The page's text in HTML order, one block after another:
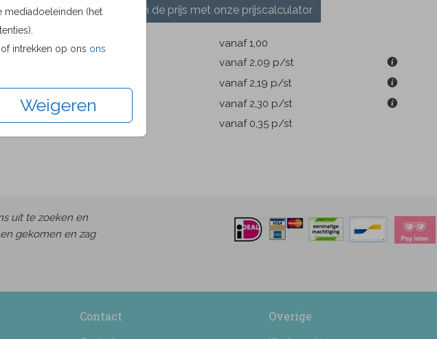
mediadoeleinden (het
intrekken op ons ons
Weigeren
Bereken de prijs met onze prijscalculator
vanaf 1,00
vanaf 2,09 p/st
vanaf 2,19 p/st
15 × 15 cm
vanaf 2,30 p/st
Enveloppen
vanaf 0,35 p/st
uit te zoeken en
gekomen en zag
Contact Overige